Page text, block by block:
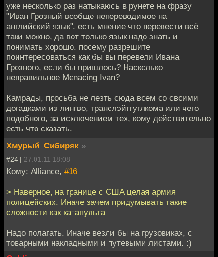
уже несколько раз натыкаюсь в рунете на фразу
"Иван Грозный вообще непереводимое на
английский язык". есть мнение что перевести всё
таки можно, да вот только язык надо знать и
понимать хорошо. посему разрешите
поинтересоваться как бы вы перевели Ивана
Грозного, если бы пришлось? Насколько
неправильное Menacing Ivan?
Камрады, просьба не лезть сюда всем со своими
догадками из лингво, транслэйтгуглкома или чего
подобного, за исключением тех, кому действительно
есть что сказать.
Хмурый_Сибиряк »
#24 | 27.01.11 18:08
Кому: Alliance, #16
> Наверное, на границе с США целая армия
полицейских. Иначе зачем придумывать такие
сложности как катапульта
Надо полагать. Иначе везли бы на грузовиках, с
товарными накладными и путевыми листами. :)